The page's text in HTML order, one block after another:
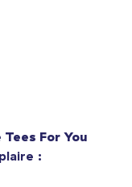
Tees For You
: